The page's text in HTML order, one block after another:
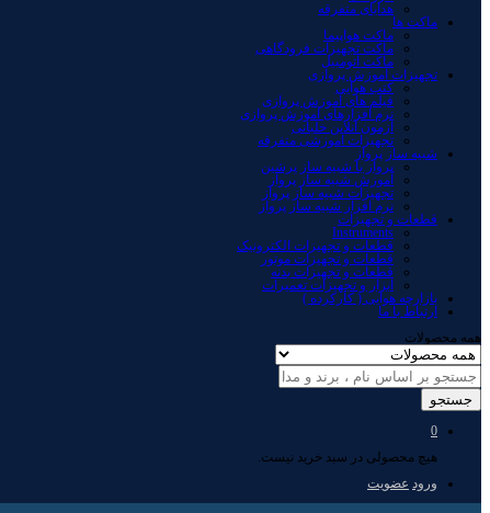
هدایای متفرقه
ماکت ها
ماکت هواپیما
ماکت تجهیزات فرودگاهی
ماکت اتومبیل
تجهیزات آموزش پروازی
کتب هوایی
فیلم های آموزش پروازی
نرم افزارهای آموزش پروازی
آزمون آنلاین خلبانی
تجهیزات آموزشی متفرقه
شبیه ساز پرواز
پرواز با شبیه ساز پرشین
آموزش شبیه ساز پرواز
تجهیزات شبیه ساز پرواز
نرم افزار شبیه ساز پرواز
قطعات و تجهیزات
Instruments
قطعات و تجهیزات الکترونیک
قطعات و تجهیزات موتور
قطعات و تجهیزات بدنه
ابزار و تجهیزات تعمیرات
بازارچه هوایی ( کارکرده )
ارتباط با ما
همه محصولات
جستجو
0
هیچ محصولی در سبد خرید نیست.
ورود عضویت